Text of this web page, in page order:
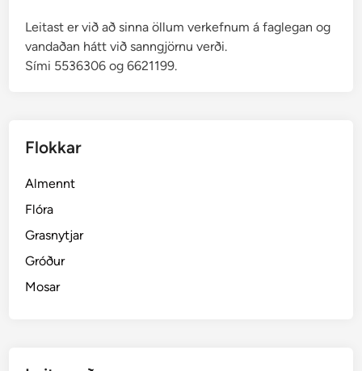
Leitast er við að sinna öllum verkefnum á faglegan og
vandaðan hátt við sanngjörnu verði.
Sími 5536306 og 6621199.
Flokkar
Almennt
Flóra
Grasnytjar
Gróður
Mosar